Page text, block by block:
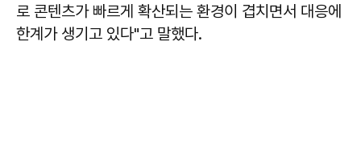
로 콘텐츠가 빠르게 확산되는 환경이 겹치면서 대응에
한계가 생기고 있다"고 말했다.